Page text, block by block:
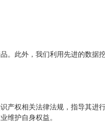
。此外，我们利用先进的数据
产权相关法律法规，指导其进
维护自身权益。